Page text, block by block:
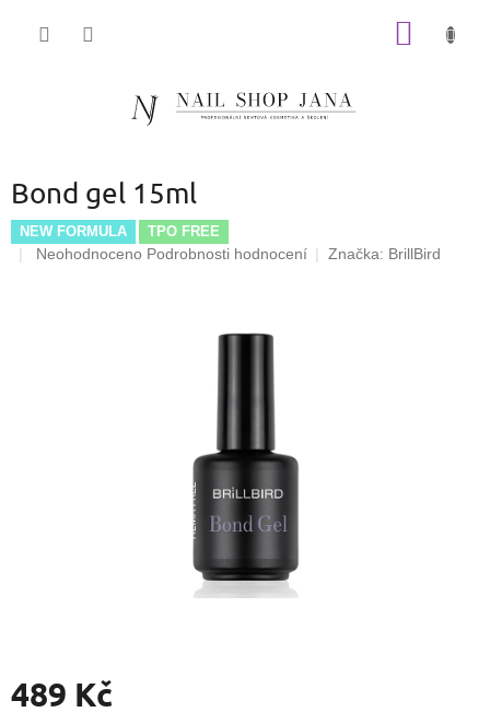
Bond gel 15ml
NEW FORMULA TPO FREE
Průměrné
Neohodnoceno Podrobnosti hodnocení Značka: BrillBird
489 Kč